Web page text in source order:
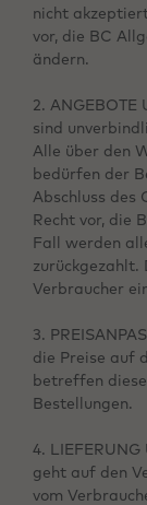
nicht
vor, die BC
ändern.
2. ANGEBOTE
sind
Alle über den
bedürfen der
Abschluss des
Recht vor, die
Fall werden
zurückgezahlt.
Verbraucher
3.
die Preise auf
betreffen
Bestellungen.
4.
geht auf den
vom